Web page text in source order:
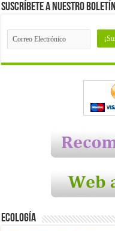
Suscríbete a nuestro Boletín
Ecología